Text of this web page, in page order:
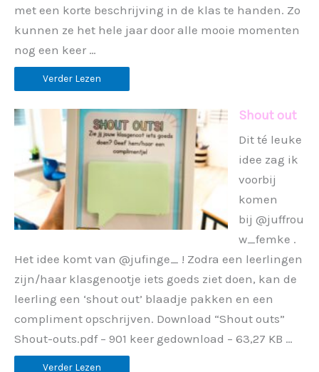
met een korte beschrijving in de klas te handen. Zo
kunnen ze het hele jaar door alle mooie momenten
nog een keer …
Verder Lezen
Shout out
Dit té leuke
idee zag ik
voorbij
komen
bij @juffrou
w_femke .
Het idee komt van @jufinge_ ! Zodra een leerlingen
zijn/haar klasgenootje iets goeds ziet doen, kan de
leerling een ‘shout out’ blaadje pakken en een
compliment opschrijven. Download “Shout outs”
Shout-outs.pdf – 901 keer gedownload – 63,27 KB …
Verder Lezen